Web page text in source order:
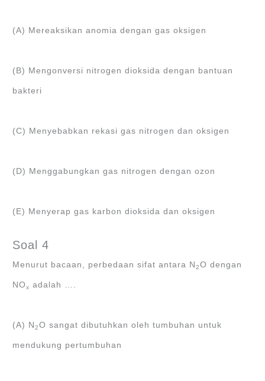
(A) Mereaksikan anomia dengan gas oksigen
(B) Mengonversi nitrogen dioksida dengan bantuan
bakteri
(C) Menyebabkan rekasi gas nitrogen dan oksigen
(D) Menggabungkan gas nitrogen dengan ozon
(E) Menyerap gas karbon dioksida dan oksigen
Soal 4
Menurut bacaan, perbedaan sifat antara N2O dengan
NOx adalah ….
(A) N2O sangat dibutuhkan oleh tumbuhan untuk
mendukung pertumbuhan